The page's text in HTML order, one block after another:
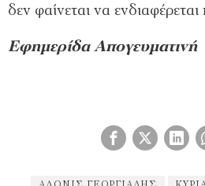
δεν φαίνεται να ενδιαφέρεται
Εφημερίδα Απογευματινή